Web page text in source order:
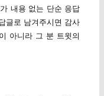
내용 없는 단순 응답
글로 남겨주시면 감사
아니라 그 분 트윗의